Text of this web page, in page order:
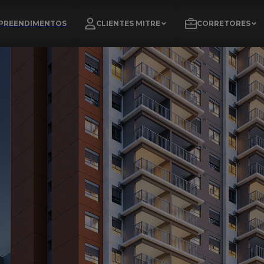
CLIENTES MITRE CORRETORES